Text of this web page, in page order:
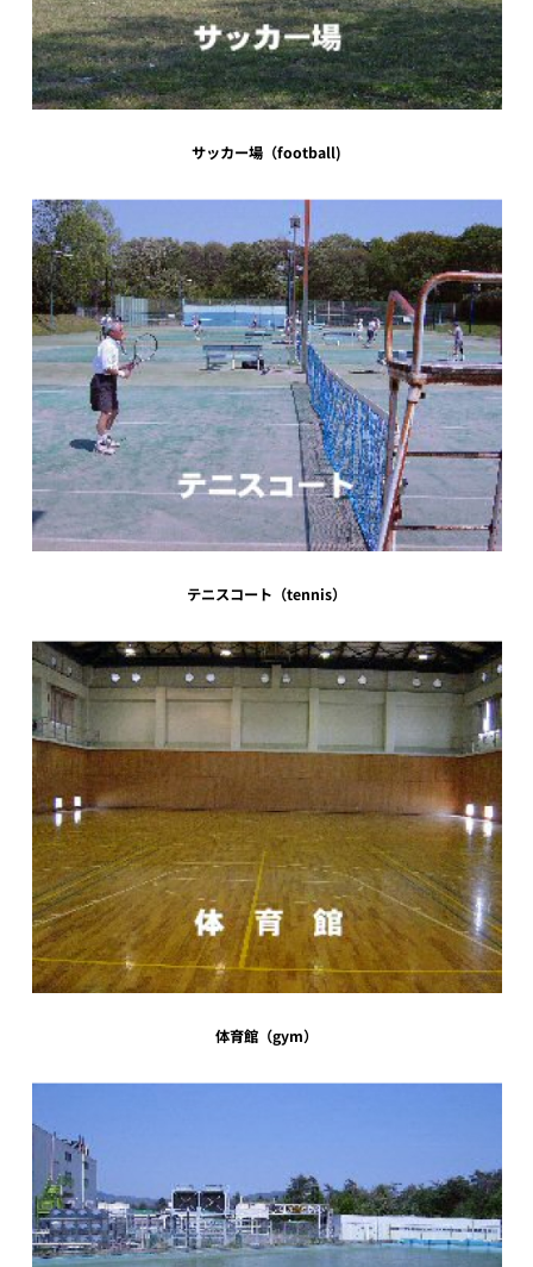
サッカー場（football)
テニスコート（tennis）
体育館（gym）